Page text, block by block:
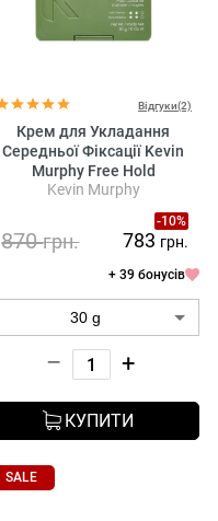
Відгуки(2)
Крем для Укладання
Середньої Фіксації Kevin
Murphy Free Hold
Kevin Murphy
-10%
870грн. 783 грн.
+ 39 бонусів
– +
КУПИТИ
SALE